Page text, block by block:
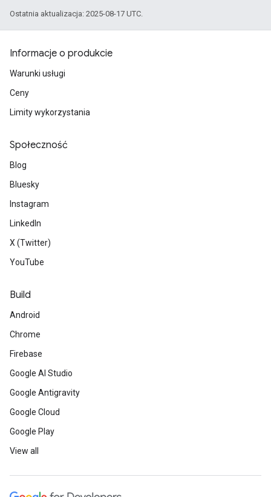
Ostatnia aktualizacja: 2025-08-17 UTC.
Informacje o produkcie
Warunki usługi
Ceny
Limity wykorzystania
Społeczność
Blog
Bluesky
Instagram
LinkedIn
X (Twitter)
YouTube
Build
Android
Chrome
Firebase
Google AI Studio
Google Antigravity
Google Cloud
Google Play
View all